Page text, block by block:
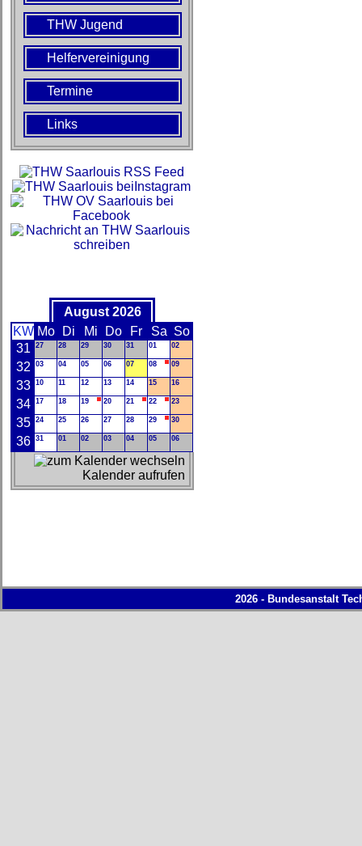
THW Jugend
Helfervereinigung
Termine
Links
August 2026
KW Mo Di Mi Do Fr Sa So
31
27 28 29 30 31 01 02
32 03 04 05 06 07 08 09
33 10 11 12 13 14 15 16
34 17 18 19 20 21 22 23
35 24 25 26 27 28 29 30
36 31 01 02 03 04 05 06
Kalender aufrufen
2026 - Bundesanstalt